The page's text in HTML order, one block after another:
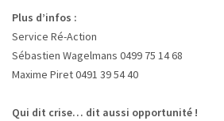
Plus d’infos :
Service Ré-Action
Sébastien Wagelmans 0499 75 14 68
Maxime Piret 0491 39 54 40
Qui dit crise… dit aussi opportunité !